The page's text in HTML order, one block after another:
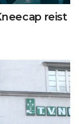
reist